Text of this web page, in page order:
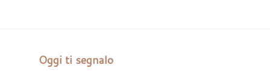
Oggi ti segnalo